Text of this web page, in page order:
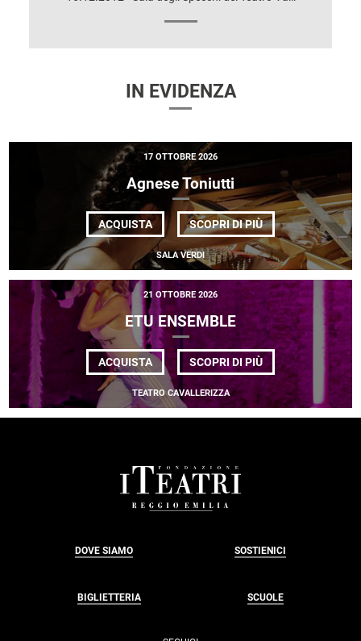
IN EVIDENZA
17 OTTOBRE 2026
Agnese Toniutti
ACQUISTA SCOPRI DI PIÙDI
AGNESE
TONIUTTI
SALA VERDI
21 OTTOBRE 2026
ETU ENSEMBLE
ACQUISTA SCOPRI DI PIÙDI
ETU
ENSEMBLE
TEATRO CAVALLERIZZA
DOVE SIAMO SOSTIENICI
BIGLIETTERIA SCUOLE